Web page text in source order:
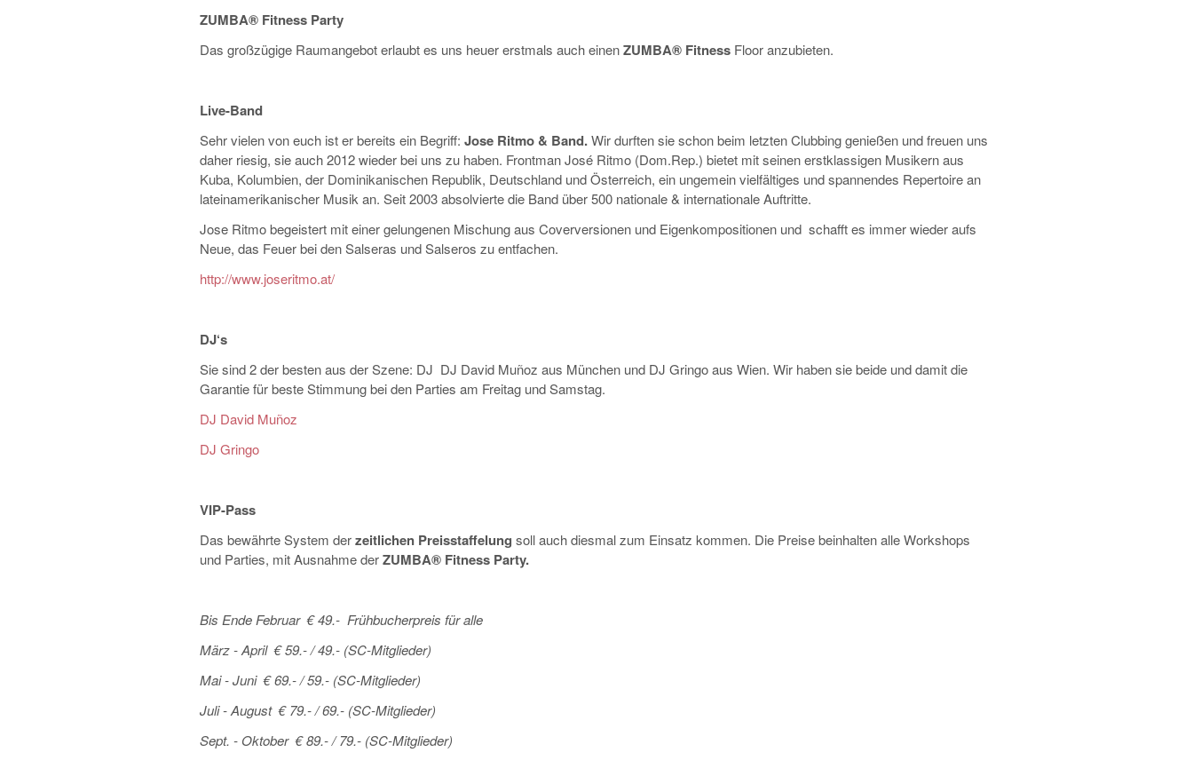
ZUMBA® Fitness Party
Das großzügige Raumangebot erlaubt es uns heuer erstmals auch einenZUMBA® Fitness Floor anzubieten.
Live-Band
Sehr vielen von euch ist er bereits ein Begriff:Jose Ritmo & Band.Wir durften sie schon beim letzten Clubbing genießen und freuen uns
daher riesig, sie auch 2012 wieder bei uns zu haben. Frontman José Ritmo (Dom.Rep.) bietet mit seinen erstklassigen Musikern aus
Kuba, Kolumbien, der Dominikanischen Republik, Deutschland und Österreich, ein ungemein vielfältiges und spannendes Repertoire an
lateinamerikanischer Musik an. Seit 2003 absolvierte die Band über 500 nationale & internationale Auftritte.
Jose Ritmo begeistert mit einer gelungenen Mischung aus Coverversionen und Eigenkompositionen und schafft es immer wieder aufs
Neue, das Feuer bei den Salseras und Salseros zu entfachen.
http://www.joseritmo.at/
DJ‘s
Sie sind 2 der besten aus der Szene: DJ DJ David Muñoz aus München und DJ Gringo aus Wien. Wir haben sie beide und damit die
Garantie für beste Stimmung bei den Parties am Freitag und Samstag.
DJ David Muñoz
DJ Gringo
VIP-Pass
Das bewährte System derzeitlichen Preisstaffelung soll auch diesmal zum Einsatz kommen. Die Preise beinhalten alle Workshops
und Parties, mit Ausnahme derZUMBA® Fitness Party.
Bis Ende Februar€ 49.- Frühbucherpreis für alle
März - April€ 59.- / 49.- (SC-Mitglieder)
Mai - Juni€ 69.- / 59.- (SC-Mitglieder)
Juli - August€ 79.- / 69.- (SC-Mitglieder)
Sept. - Oktober€ 89.- / 79.- (SC-Mitglieder)